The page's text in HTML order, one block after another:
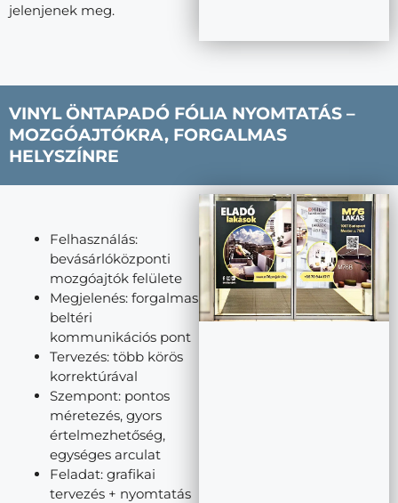
jelenjenek meg.
VINYL ÖNTAPADÓ FÓLIA NYOMTATÁS –
MOZGÓAJTÓKRA, FORGALMAS
HELYSZÍNRE
Felhasználás:
bevásárlóközponti
mozgóajtók felülete
Megjelenés: forgalmas
beltéri
kommunikációs pont
Tervezés: több körös
korrektúrával
Szempont: pontos
méretezés, gyors
értelmezhetőség,
egységes arculat
Feladat: grafikai
tervezés + nyomtatás